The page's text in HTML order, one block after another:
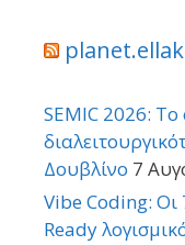
SEMIC 2026: Το
Δουβλίνο 7
Vibe Coding: Οι
Ready